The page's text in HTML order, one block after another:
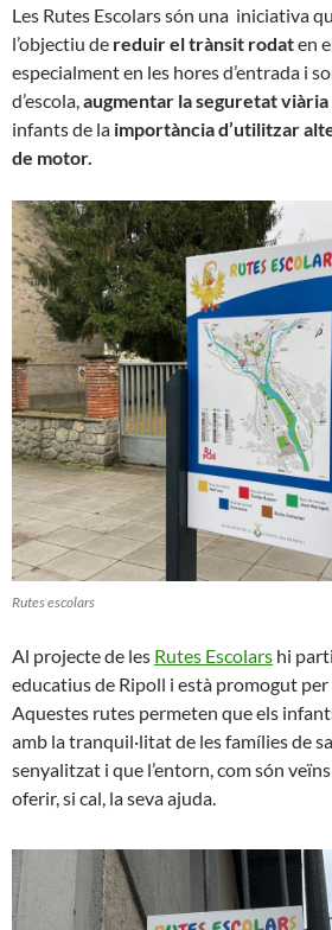
Les Rutes Escolars són una iniciativa
l’objectiu de reduir el trànsit rodaten
especialment en les hores d’entrada i
d’escola,augmentar la seguretat viària
infants de la importància d’utilitzar
de motor.
Rutes escolars
Al projecte de les Rutes Escolars hi
educatius de Ripoll i està promogut per
Aquestes rutes permeten que els
amb la tranquil·litat de les famílies de
senyalitzat i que l’entorn, com són
oferir, si cal, la seva ajuda.